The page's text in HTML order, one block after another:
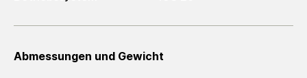
Abmessungen und Gewicht